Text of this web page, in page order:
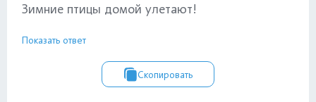
Зимние птицы домой улетают!
Показать ответ
Скопировать